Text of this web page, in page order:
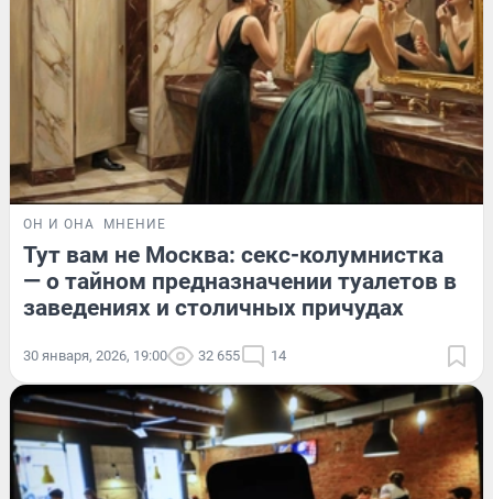
ОН И ОНА МНЕНИЕ
Тут вам не Москва: секс-колумнистка
— о тайном предназначении туалетов в
заведениях и столичных причудах
30 января, 2026, 19:00 32 655 14